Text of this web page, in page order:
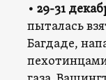
• 29-31
пыталась
Багдаде,